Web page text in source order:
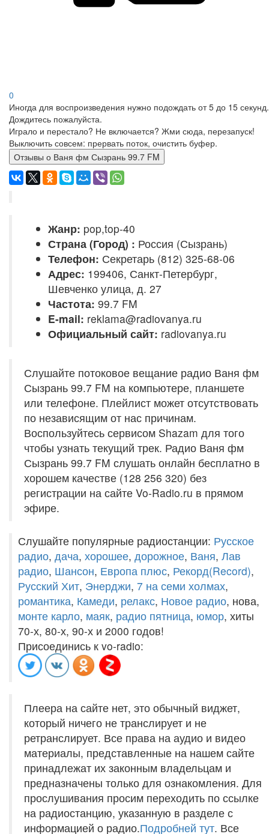
0
Иногда для воспроизведения нужно подождать от 5 до 15 секунд.
Дождитесь пожалуйста.
Играло и перестало? Не включается? Жми сюда, перезапуск!
Выключить совсем: прервать поток, очистить буфер.
Отзывы о Ваня фм Сызрань 99.7 FM
Жанр: pop,top-40
Страна (Город) : Россия (Сызрань)
Телефон: Секретарь (812) 325-68-06
Адрес: 199406, Санкт-Петербург,
Шевченко улица, д. 27
Частота: 99.7 FM
E-mail: reklama@radiovanya.ru
Официальный сайт: radiovanya.ru
Слушайте потоковое вещание радио Ваня фм
Сызрань 99.7 FM на компьютере, планшете
или телефоне. Плейлист может отсутствовать
по независящим от нас причинам.
Воспользуйтесь сервисом Shazam для того
чтобы узнать текущий трек. Радио Ваня фм
Сызрань 99.7 FM слушать онлайн бесплатно в
хорошем качестве (128 256 320) без
регистрации на сайте Vo-Radio.ru в прямом
эфире.
Слушайте популярные радиостанции: Русское
радио, дача, хорошее, дорожное, Ваня, Лав
радио, Шансон, Европа плюс, Рекорд(Record),
Русский Хит, Энерджи, 7 на семи холмах,
романтика, Камеди, релакс, Новое радио, нова,
монте карло, маяк, радио пятница, юмор, хиты
70-х, 80-х, 90-х и 2000 годов!
Присоединись к vo-radio:
Плеера на сайте нет, это обычный виджет,
который ничего не транслирует и не
ретранслирует. Все права на аудио и видео
материалы, представленные на нашем сайте
принадлежат их законным владельцам и
предназначены только для ознакомления. Для
прослушивания просим переходить по ссылке
на радиостанцию, указанную в разделе с
информацией о радио.Подробней тут. Все